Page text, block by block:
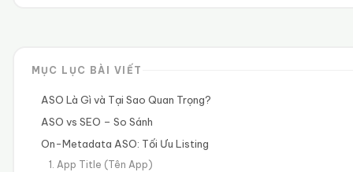
MỤC LỤC BÀI VIẾT
ASO Là Gì và Tại Sao Quan Trọng?
ASO vs SEO – So Sánh
On-Metadata ASO: Tối Ưu Listing
1. App Title (Tên App)